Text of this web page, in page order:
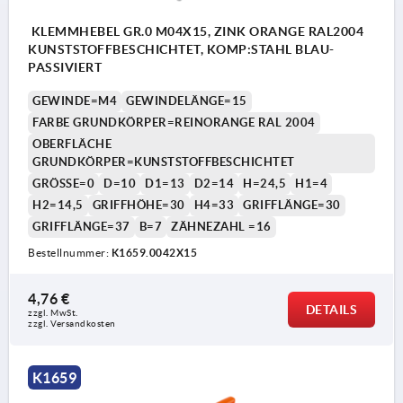
KLEMMHEBEL GR.0 M04X15, ZINK ORANGE RAL2004
KUNSTSTOFFBESCHICHTET, KOMP:STAHL BLAU-
PASSIVIERT
GEWINDE=M4
GEWINDELÄNGE=15
FARBE GRUNDKÖRPER=REINORANGE RAL 2004
OBERFLÄCHE
GRUNDKÖRPER=KUNSTSTOFFBESCHICHTET
GRÖSSE=0
D=10 D1=13 D2=14 H=24,5
H1=4
H2=14,5
GRIFFHÖHE=30 H4=33
GRIFFLÄNGE=30
GRIFFLÄNGE=37
B=7 ZÄHNEZAHL =16
Bestellnummer: K1659.0042X15
4,76 €
zzgl. MwSt.
zzgl. Versandkosten
DETAILS
K1659